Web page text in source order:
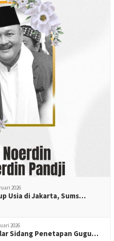
2026
Usia di Jakarta, Sums…
2026
Sidang Penetapan Gugu…